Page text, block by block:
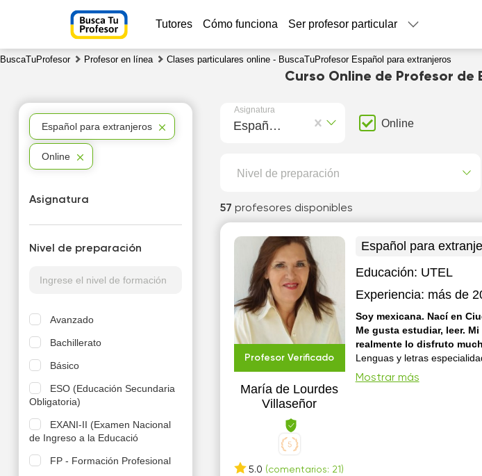
Tutores Cómo funciona Ser profesor particular
BuscaTuProfesor Profesor en línea Clases particulares online - BuscaTuProfesor Español para extranjeros
Curso Online de Profesor de
Asignatura
Español para extranjeros Online
Nivel de preparación
57 profesores disponibles
Profesor Verificado
María de Lourdes
Villaseñor
5.0 (comentarios: 21)
Español para
Educación: UTEL
Experiencia: más de
Soy mexicana. Nací en
Me gusta estudiar, leer.
realmente lo disfruto
Lenguas y letras
Maestría en Educación y docencia. Vivo en Querétaro.
27 años que vive en París.
Mostrar más
Español para extranjeros
Online
Asignatura
Nivel de preparación
Avanzado
Bachillerato
Básico
ESO (Educación Secundaria
Obligatoria)
EXANI-II (Examen Nacional
de Ingreso a la Educació
FP - Formación Profesional